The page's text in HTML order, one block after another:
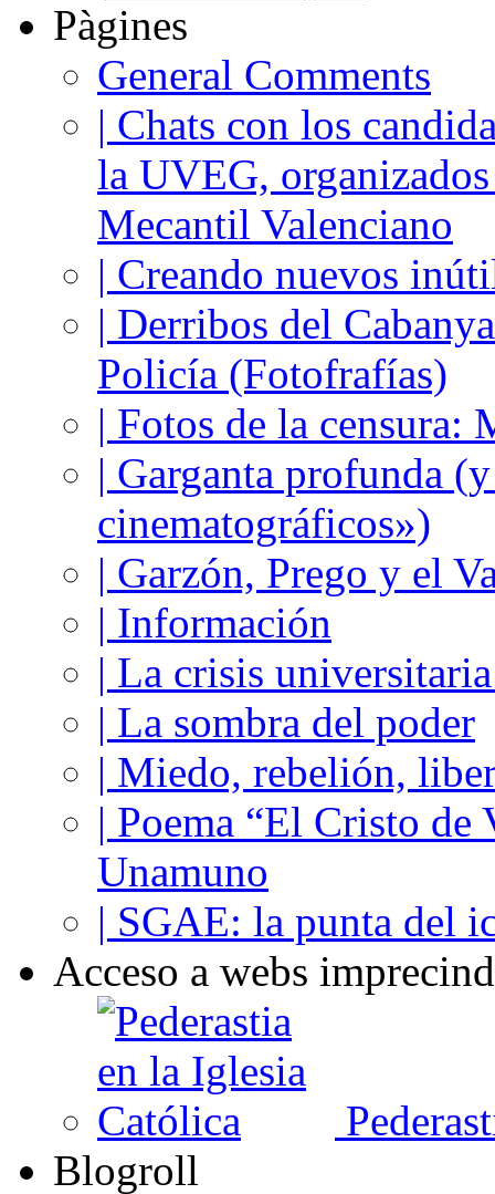
Pàgines
General Comments
| Chats con los
la UVEG,
Mecantil Valenciano
| Creando nuevos
| Derribos del
Policía (Fotofrafías)
| Fotos de la
| Garganta profunda
cinematográficos»)
| Garzón, Prego y el
| Información
| La crisis
| La sombra del poder
| Miedo, rebelión,
| Poema “El Cristo de
Unamuno
| SGAE: la punta del
Acceso a webs
Blogroll